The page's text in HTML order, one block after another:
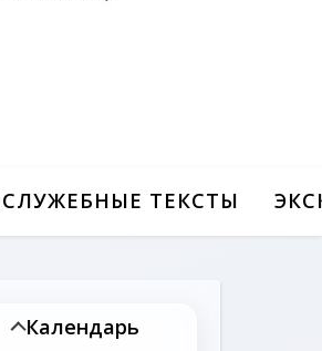
ТЕКСТЫ
Календарь